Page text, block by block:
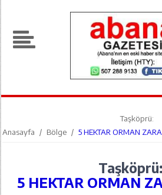
Anasayfa / Bölge /
Taşköprü:
5 HEKTAR ORMAN
Taşköprü:
5 HEKTAR ORMAN